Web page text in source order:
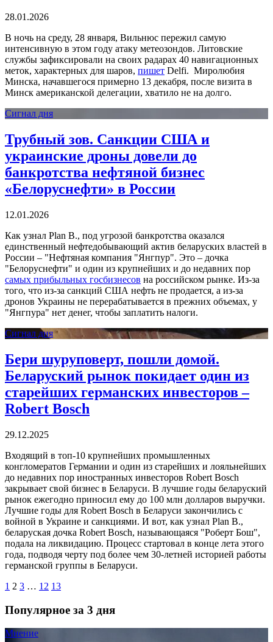
28.01.2026
В ночь на среду, 28 января, Вильнюс пережил самую
интенсивную в этом году атаку метеозондов. Литовские
службы зафиксировали на своих радарах 40 навигационных
меток, характерных для шаров, пишет Delfi. Миролюбия
Минска, начавшегося примерно 13 декабря, после визита в
Минск американской делегации, хватило не на долго.
Сигнал дня
Трубный зов. Cанкции США и
украинские дроны довели до
банкротства нефтяной бизнес
«Белоруснефти» в России
12.01.2026
Как узнал Plan B., под угрозой банкротства оказался
единственный нефтедобывающий актив беларуских властей в
России – "Нефтяная компания "Янгпур". Это – дочка
"Белоруснефти" и один из крупнейших и до недавних пор
самых прибыльных госбизнесов на российском рынке. Из-за
того, что из-за санкций США нефть не продается, а из-за
дронов Украины не перерабатывается в прежних объемах, у
"Янгпура" нет денег, чтобы заплатить налоги.
Сигнал дня
Бери шуруповерт, пошли домой.
Беларуский рынок покидает один из
старейших германских инвесторов –
Robert Bosсh
29.12.2025
Входящий в топ-10 крупнейших промышленных
конгломератов Германии и один из старейших и лояльнейших
до недавних пор иностранных инвесторов Robert Bosсh
закрывает свой бизнес в Беларуси. В лучшие годы беларуский
рынок ежегодно приносил ему до 100 млн долларов выручки.
Лучшие годы для Robert Bosсh в Беларуси закончились с
войной в Украине и санкциями. И вот, как узнал Plan B.,
беларуская дочка Robert Bosсh, называющаяся "Роберт Бош",
подала на ликвидацию. Процесс стартовал в конце лета этого
года, подводя черту под более чем 30-летней историей работы
германской группы в Беларуси.
1 2 3 … 12 13
Популярное за 3 дня
Мнение